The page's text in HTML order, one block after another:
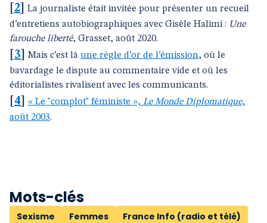
2
La journaliste était invitée pour présenter un recueil
d’entretiens autobiographiques avec Gisèle Halimi : Une
farouche liberté, Grasset, août 2020.
3 Mais c’est là une règle d’or de l’émission, où le
bavardage le dispute au commentaire vide et où les
éditorialistes rivalisent avec les communicants.
4 « Le "complot" féministe », Le Monde Diplomatique,
août 2003.
Mots-clés
Sexisme Femmes
France Info (radio et télé)